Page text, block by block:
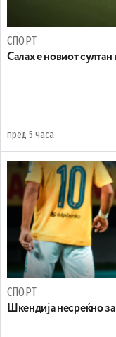
СПОРТ
Салах е новиот султан
пред 5 часа
СПОРТ
Шкендија несреќно